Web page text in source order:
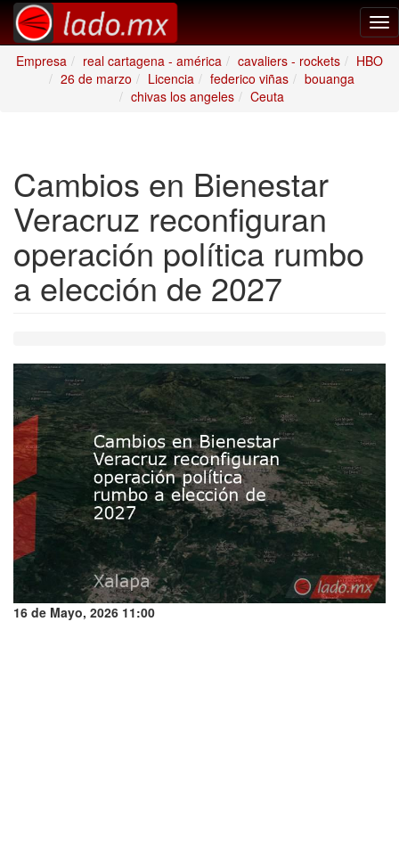
Empresa
real cartagena - américa cavaliers - rockets
HBO
26 de marzo
Licencia federico viñas
bouanga
chivas los angeles
Ceuta
Cambios en Bienestar
Veracruz reconfiguran
operación política rumbo
a elección de 2027
16 de Mayo, 2026 11:00